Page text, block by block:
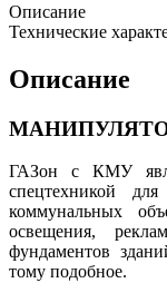
Описание
Технические
Описание
ГАЗон с КМУ
спецтехникой
коммунальных
освещения,
фундаментов
тому подобное.